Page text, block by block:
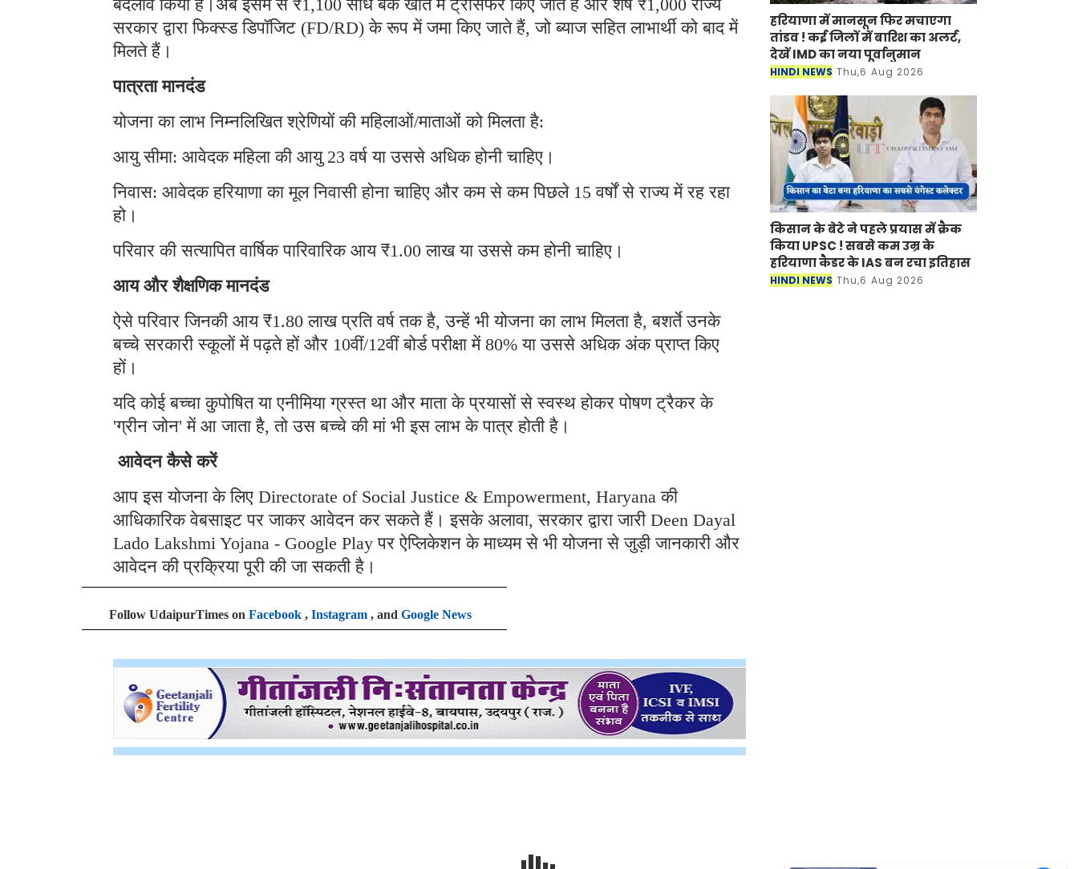
बदलाव किया है।अब इसमें से ₹1,100 सीधे बैंक खाते में ट्रांसफर किए जाते हैं और शेष ₹1,000 राज्य
सरकार द्वारा फिक्स्ड डिपॉजिट (FD/RD) के रूप में जमा किए जाते हैं, जो ब्याज सहित लाभार्थी को बाद में
मिलते हैं।
पात्रता मानदंड
योजना का लाभ निम्नलिखित श्रेणियों की महिलाओं/माताओं को मिलता है:
आयु सीमा: आवेदक महिला की आयु 23 वर्ष या उससे अधिक होनी चाहिए।
निवास: आवेदक हरियाणा का मूल निवासी होना चाहिए और कम से कम पिछले 15 वर्षों से राज्य में रह रहा
हो।
परिवार की सत्यापित वार्षिक पारिवारिक आय ₹1.00 लाख या उससे कम होनी चाहिए।
आय और शैक्षणिक मानदंड
ऐसे परिवार जिनकी आय ₹1.80 लाख प्रति वर्ष तक है, उन्हें भी योजना का लाभ मिलता है, बशर्ते उनके
बच्चे सरकारी स्कूलों में पढ़ते हों और 10वीं/12वीं बोर्ड परीक्षा में 80% या उससे अधिक अंक प्राप्त किए
हों।
यदि कोई बच्चा कुपोषित या एनीमिया ग्रस्त था और माता के प्रयासों से स्वस्थ होकर पोषण ट्रैकर के
'ग्रीन जोन' में आ जाता है, तो उस बच्चे की मां भी इस लाभ के पात्र होती है।
आवेदन कैसे करें
आप इस योजना के लिए Directorate of Social Justice & Empowerment, Haryana की
आधिकारिक वेबसाइट पर जाकर आवेदन कर सकते हैं। इसके अलावा, सरकार द्वारा जारी Deen Dayal
Lado Lakshmi Yojana - Google Play पर ऐप्लिकेशन के माध्यम से भी योजना से जुड़ी जानकारी और
आवेदन की प्रक्रिया पूरी की जा सकती है।
Follow UdaipurTimes on Facebook , Instagram , and Google News
हरियाणा में मानसून फिर मचाएगा
तांडव ! कई जिलों में बारिश का अलर्ट,
देखें IMD का नया पूर्वानुमान
HINDI NEWS Thu,6 Aug 2026
किसान के बेटे ने पहले प्रयास में क्रैक
किया UPSC ! सबसे कम उम्र के
हरियाणा कैडर के IAS बन रचा इतिहास
HINDI NEWS Thu,6 Aug 2026